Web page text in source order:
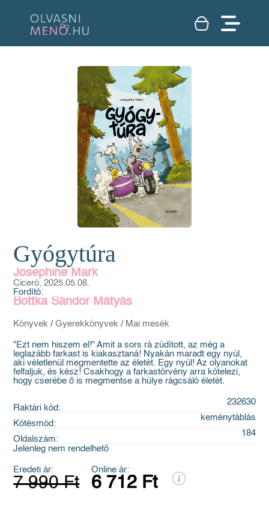
Gyógytúra
Josephine Mark
Ciceró, 2025.05.08.
Fordító:
Bottka Sándor Mátyás
Könyvek / Gyerekkönyvek / Mai mesék
"Ezt nem hiszem el!" Amit a sors rá zúdított, az még a
leglazább farkast is kiakasztaná! Nyakán maradt egy nyúl,
aki véletlenül megmentette az életét. Egy nyúl! Az olyanokat
felfaljuk, és kész! Csakhogy a farkastörvény arra kötelezi,
hogy cserébe ő is megmentse a hülye rágcsáló életét.
Raktári kód:
232630
Kötésmód:
keménytáblás
Oldalszám:
184
Jelenleg nem rendelhető
Eredeti ár:
7 990 Ft
Online ár:
6 712 Ft